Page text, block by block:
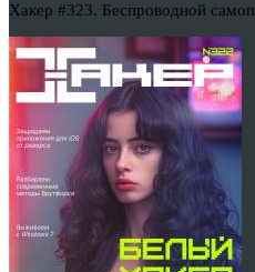
Хакер #323. Беспроводной